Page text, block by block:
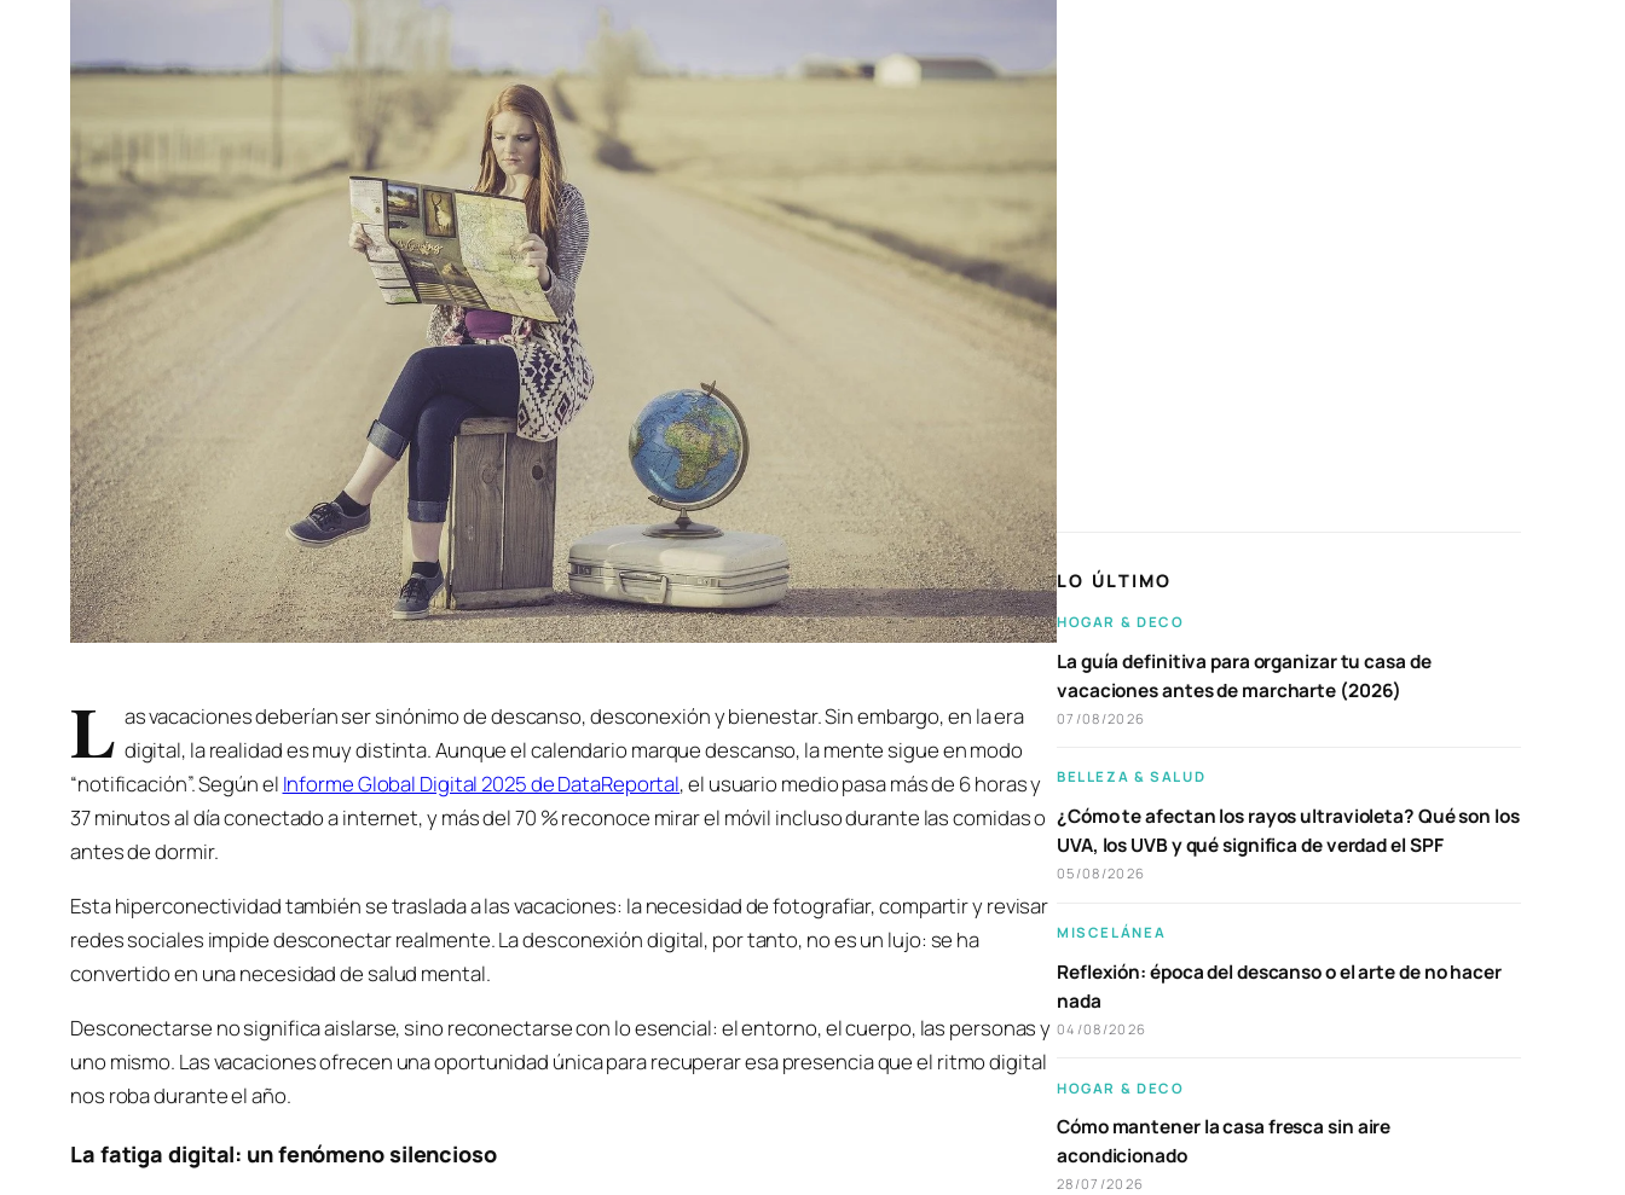
L as vacaciones deberían ser sinónimo de descanso, desconexión y bienestar. Sin embargo, en la era
digital, la realidad es muy distinta. Aunque el calendario marque descanso, la mente sigue en modo
“notificación”. Según el Informe Global Digital 2025 de DataReportal, el usuario medio pasa más de 6 horas y
37 minutos al día conectado a internet, y más del 70 % reconoce mirar el móvil incluso durante las comidas o
antes de dormir.
Esta hiperconectividad también se traslada a las vacaciones: la necesidad de fotografiar, compartir y revisar
redes sociales impide desconectar realmente. La desconexión digital, por tanto, no es un lujo: se ha
convertido en una necesidad de salud mental.
Desconectarse no significa aislarse, sino reconectarse con lo esencial: el entorno, el cuerpo, las personas y
uno mismo. Las vacaciones ofrecen una oportunidad única para recuperar esa presencia que el ritmo digital
nos roba durante el año.
La fatiga digital: un fenómeno silencioso
LO ÚLTIMO
HOGAR & DECO
La guía definitiva para organizar tu casa de
vacaciones antes de marcharte (2026)
07/08/2026
BELLEZA & SALUD
¿Cómo te afectan los rayos ultravioleta? Qué son los
UVA, los UVB y qué significa de verdad el SPF
05/08/2026
MISCELÁNEA
Reflexión: época del descanso o el arte de no hacer
nada
04/08/2026
HOGAR & DECO
Cómo mantener la casa fresca sin aire
acondicionado
28/07/2026